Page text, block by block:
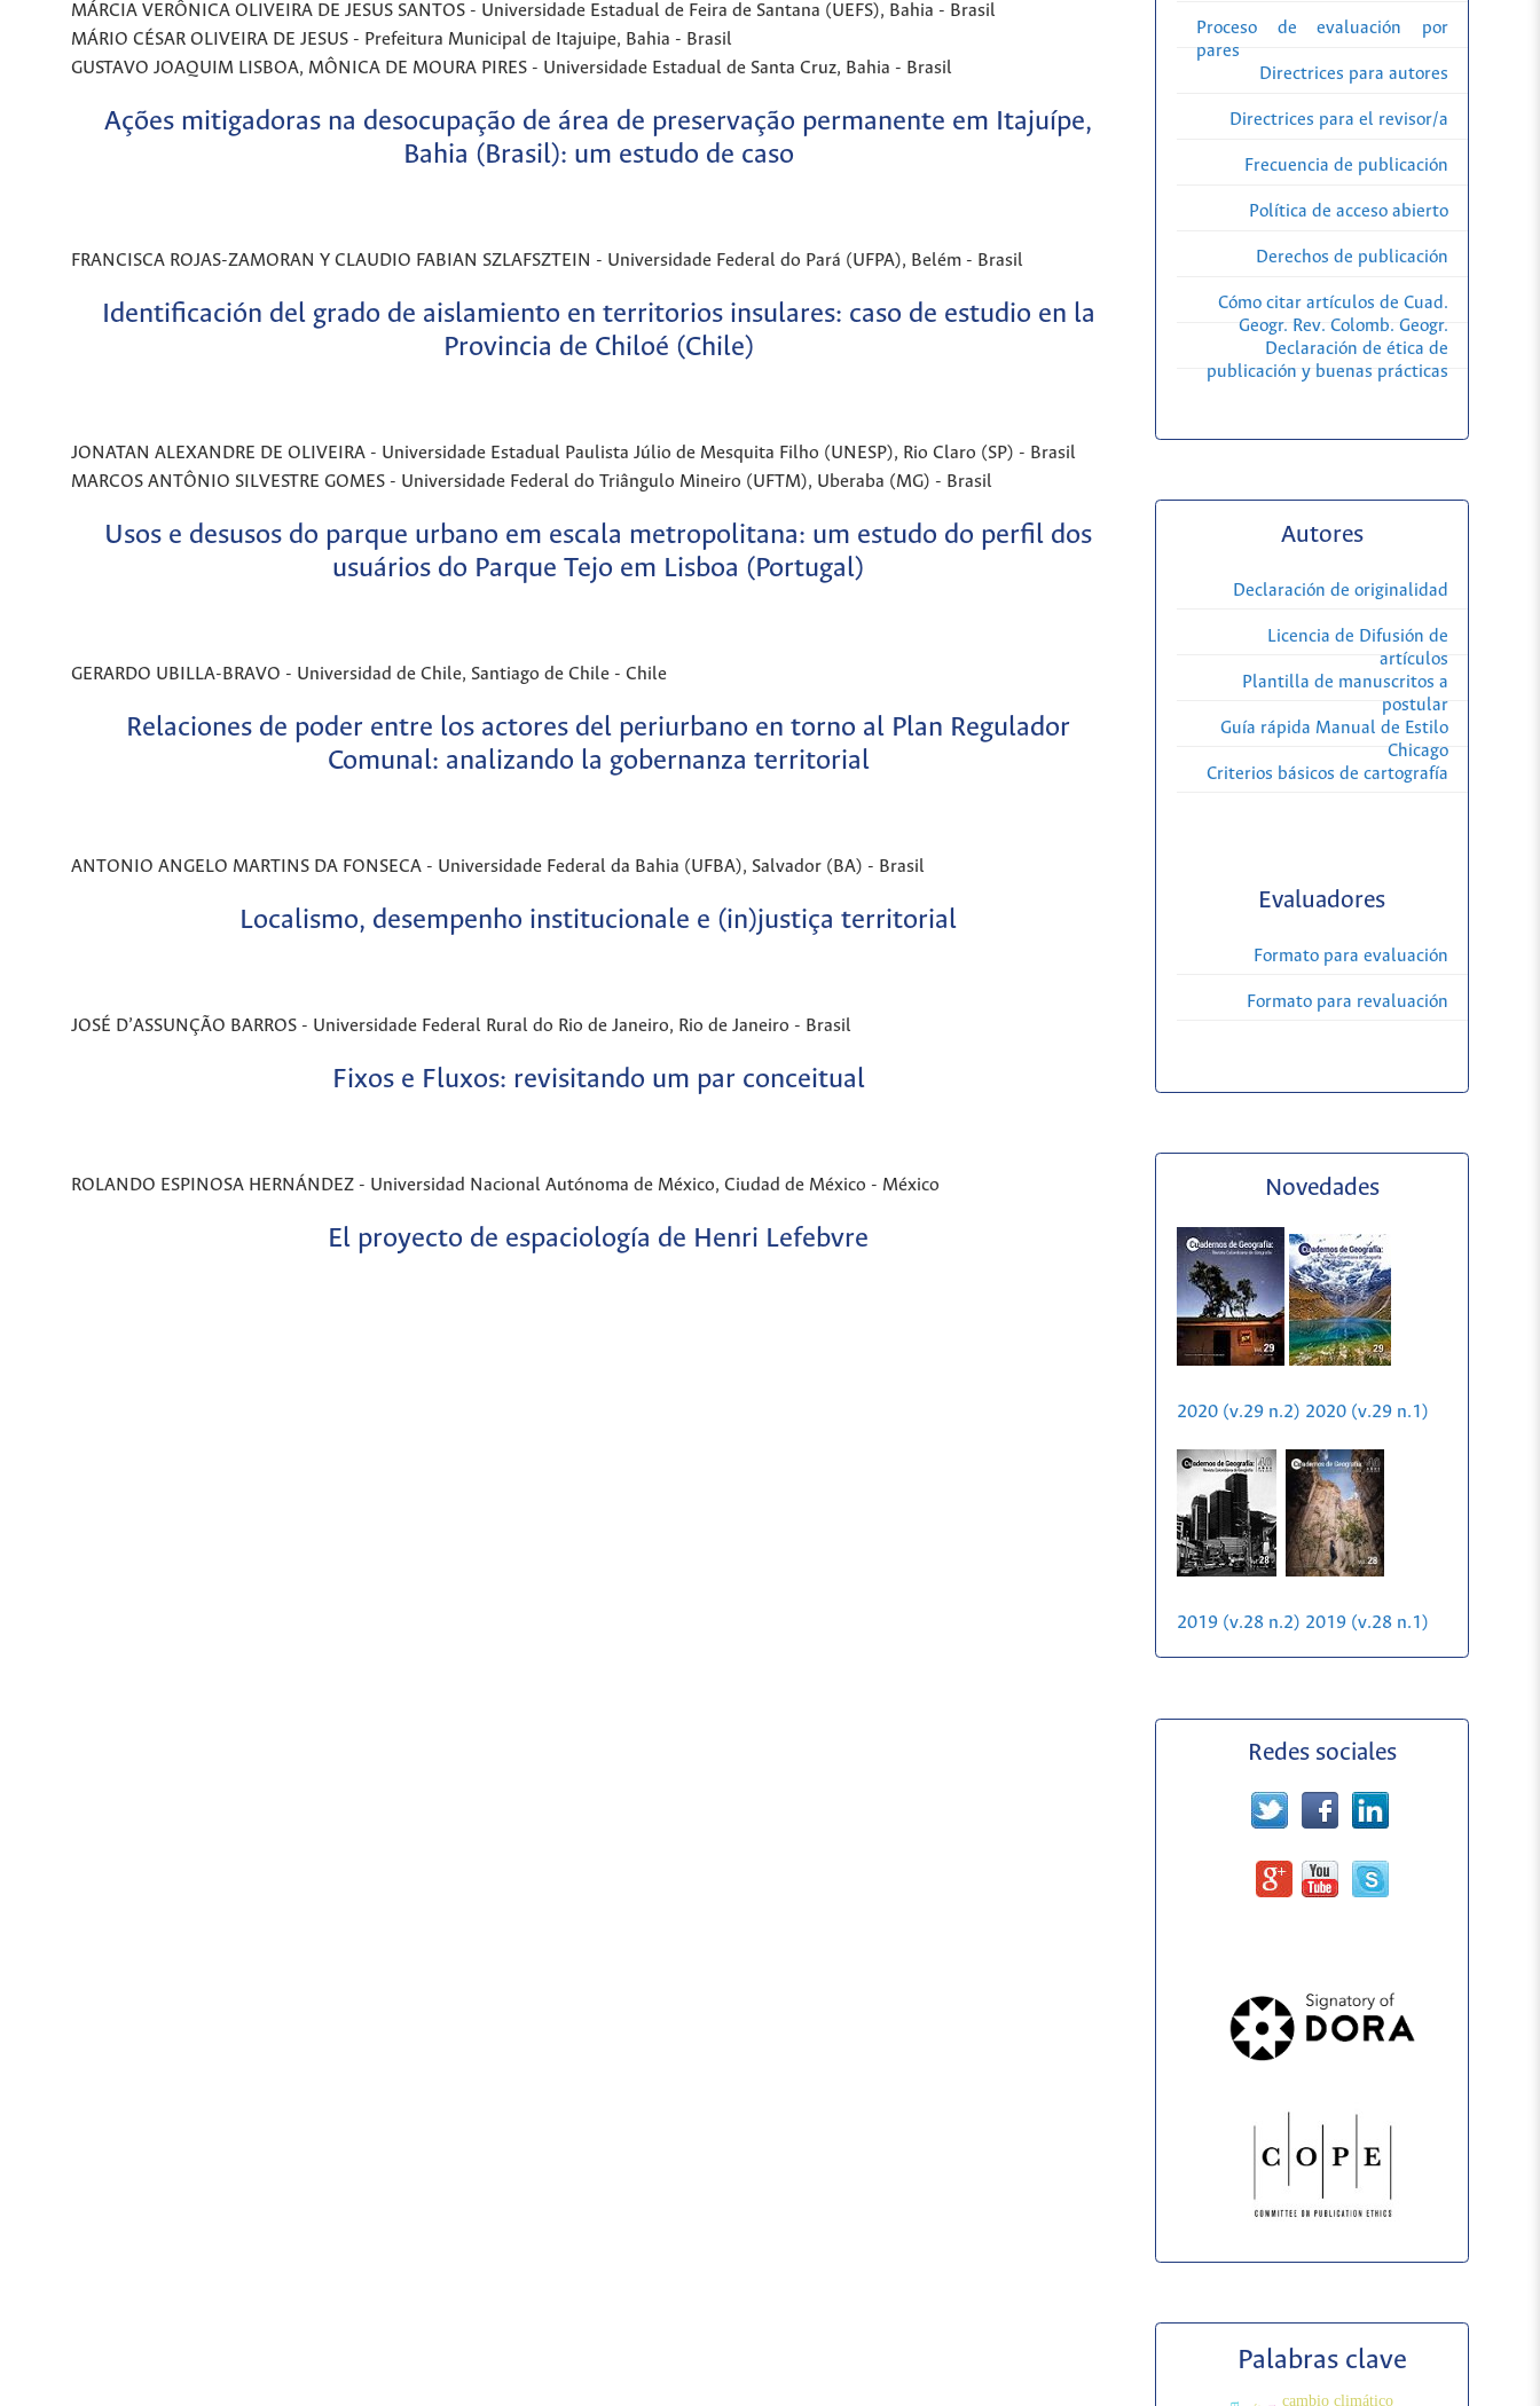
MÁRCIA VERÔNICA OLIVEIRA DE JESUS SANTOS - Universidade Estadual de Feira de Santana (UEFS), Bahia - Brasil
MÁRIO CÉSAR OLIVEIRA DE JESUS - Prefeitura Municipal de Itajuipe, Bahia - Brasil
GUSTAVO JOAQUIM LISBOA, MÔNICA DE MOURA PIRES - Universidade Estadual de Santa Cruz, Bahia - Brasil
Ações mitigadoras na desocupação de área de preservação permanente em Itajuípe,
Bahia (Brasil): um estudo de caso
FRANCISCA ROJAS-ZAMORAN Y CLAUDIO FABIAN SZLAFSZTEIN - Universidade Federal do Pará (UFPA), Belém - Brasil
Identificación del grado de aislamiento en territorios insulares: caso de estudio en la
Provincia de Chiloé (Chile)
JONATAN ALEXANDRE DE OLIVEIRA - Universidade Estadual Paulista Júlio de Mesquita Filho (UNESP), Rio Claro (SP) - Brasil
MARCOS ANTÔNIO SILVESTRE GOMES - Universidade Federal do Triângulo Mineiro (UFTM), Uberaba (MG) - Brasil
Usos e desusos do parque urbano em escala metropolitana: um estudo do perfil dos
usuários do Parque Tejo em Lisboa (Portugal)
GERARDO UBILLA-BRAVO - Universidad de Chile, Santiago de Chile - Chile
Relaciones de poder entre los actores del periurbano en torno al Plan Regulador
Comunal: analizando la gobernanza territorial
ANTONIO ANGELO MARTINS DA FONSECA - Universidade Federal da Bahia (UFBA), Salvador (BA) - Brasil
Localismo, desempenho institucionale e (in)justiça territorial
JOSÉ D’ASSUNÇÃO BARROS - Universidade Federal Rural do Rio de Janeiro, Rio de Janeiro - Brasil
Fixos e Fluxos: revisitando um par conceitual
ROLANDO ESPINOSA HERNÁNDEZ - Universidad Nacional Autónoma de México, Ciudad de México - México
El proyecto de espaciología de Henri Lefebvre
Proceso de evaluación por
pares
Directrices para autores
Directrices para el revisor/a
Frecuencia de publicación
Política de acceso abierto
Derechos de publicación
Cómo citar artículos de Cuad.
Geogr. Rev. Colomb. Geogr.
Declaración de ética de
publicación y buenas prácticas
Autores
Declaración de originalidad
Licencia de Difusión de
artículos
Plantilla de manuscritos a
postular
Guía rápida Manual de Estilo
Chicago
Criterios básicos de cartografía
Evaluadores
Formato para evaluación
Formato para revaluación
Novedades
2020 (v.29 n.2) 2020 (v.29 n.1)
2019 (v.28 n.2) 2019 (v.28 n.1)
Redes sociales
Palabras clave
cambio climático